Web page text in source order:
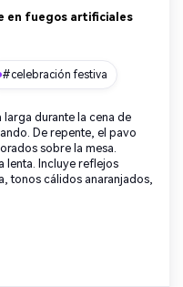
en fuegos artificiales
#celebración festiva
larga durante la cena de
De repente, el pavo
sobre la mesa.
lenta. Incluye reflejos
tonos cálidos anaranjados,